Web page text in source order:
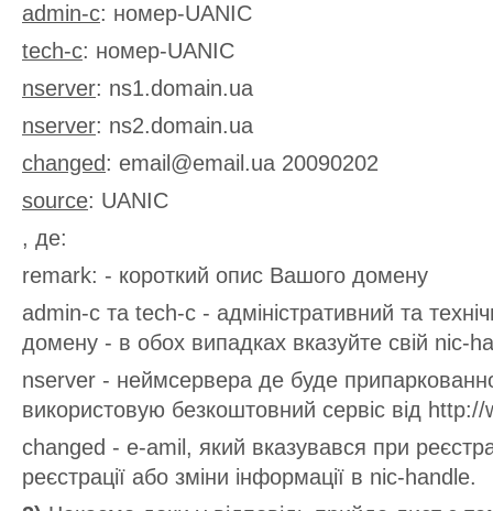
admin-c: номер-UANIC
tech-c: номер-UANIC
nserver: ns1.domain.ua
nserver: ns2.domain.ua
changed: email@email.ua 20090202
source: UANIC
, де:
remark: - короткий опис Вашого домену
admin-c та tech-c - адміністративний та
домену - в обох випадках вказуйте свій nic-
nserver - неймсервера де буде
використовую безкоштовний сервіс від
changed - e-amil, який вказувався при
реєстрації або зміни інформації в nic-handle.